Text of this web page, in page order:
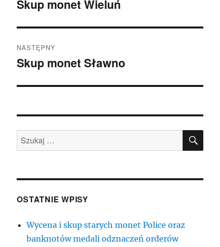
Poprzedni
Skup monet Wieluń
NASTĘPNY
Następny
Skup monet Sławno
Szukaj:
OSTATNIE WPISY
Wycena i skup starych monet Police oraz
banknotów medali odznaczeń orderów